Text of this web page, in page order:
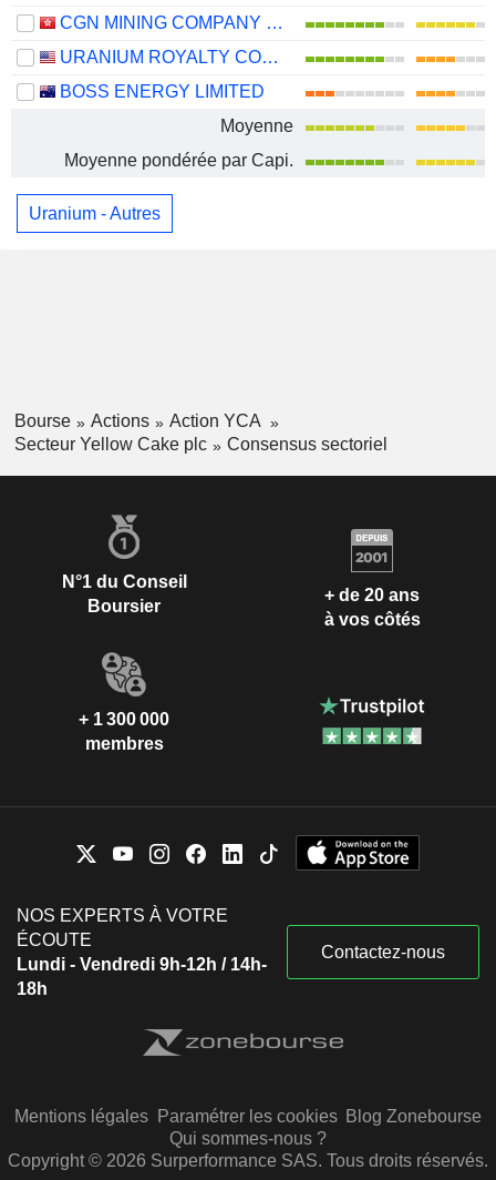
CGN MINING COMPANY LIMITED
URANIUM ROYALTY CORP.
BOSS ENERGY LIMITED
Moyenne
Moyenne pondérée par Capi.
Uranium - Autres
Bourse Actions
Action YCA
Secteur Yellow Cake plc
Consensus sectoriel
N°1 du Conseil
Boursier
+ de 20 ans
à vos côtés
+ 1 300 000
membres
NOS EXPERTS À VOTRE
ÉCOUTE
Lundi - Vendredi 9h-12h / 14h-
18h
Contactez-nous
Mentions légales Paramétrer les cookies Blog Zonebourse
Qui sommes-nous ?
Copyright © 2026 Surperformance SAS. Tous droits réservés.